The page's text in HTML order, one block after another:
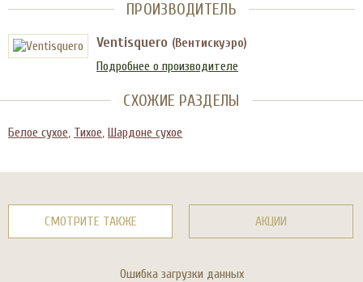
ПРОИЗВОДИТЕЛЬ
Ventisquero (Вентискуэро)
Подробнее о производителе
СХОЖИЕ РАЗДЕЛЫ
Белое сухое, Тихое, Шардоне сухое
СМОТРИТЕ ТАКЖЕ АКЦИИ
Ошибка загрузки данных